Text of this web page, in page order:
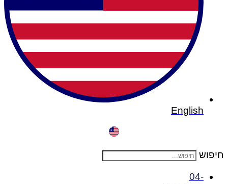
English
חיפוש
04-